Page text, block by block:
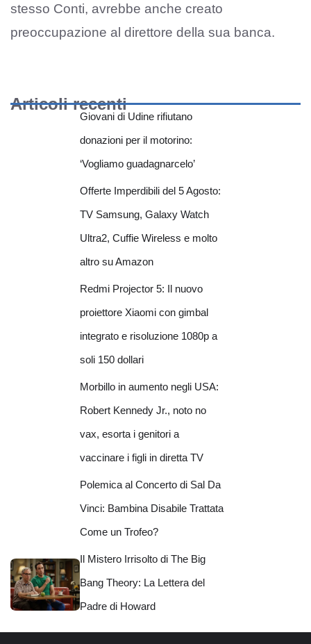
stesso Conti, avrebbe anche creato
preoccupazione al direttore della sua banca.
Articoli recenti
Giovani di Udine rifiutano
donazioni per il motorino:
‘Vogliamo guadagnarcelo’
Offerte Imperdibili del 5 Agosto:
TV Samsung, Galaxy Watch
Ultra2, Cuffie Wireless e molto
altro su Amazon
Redmi Projector 5: Il nuovo
proiettore Xiaomi con gimbal
integrato e risoluzione 1080p a
soli 150 dollari
Morbillo in aumento negli USA:
Robert Kennedy Jr., noto no
vax, esorta i genitori a
vaccinare i figli in diretta TV
Polemica al Concerto di Sal Da
Vinci: Bambina Disabile Trattata
Come un Trofeo?
Il Mistero Irrisolto di The Big
Bang Theory: La Lettera del
Padre di Howard